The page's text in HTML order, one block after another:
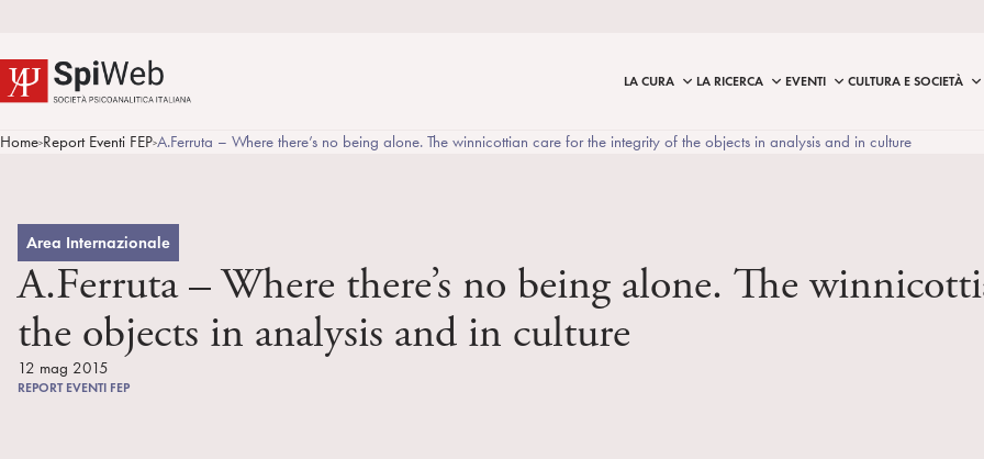
LA CURA LA RICERCA EVENTI CULTURA E SOCIETÀ
Home>Report Eventi FEP>A.Ferruta – Where there’s no being alone. The winnicottian care for the integrity of the objects in analysis and in culture
Area Internazionale
A.Ferruta – Where there’s no being alone. The
the objects in analysis and in culture
12 mag 2015
REPORT EVENTI FEP